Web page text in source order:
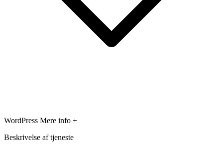
WordPress Mere info +
Beskrivelse af tjeneste